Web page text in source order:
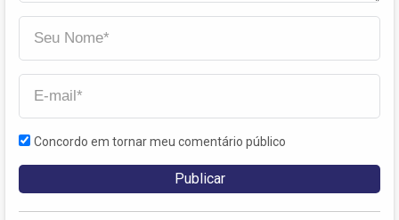
Concordo em tornar meu comentário público